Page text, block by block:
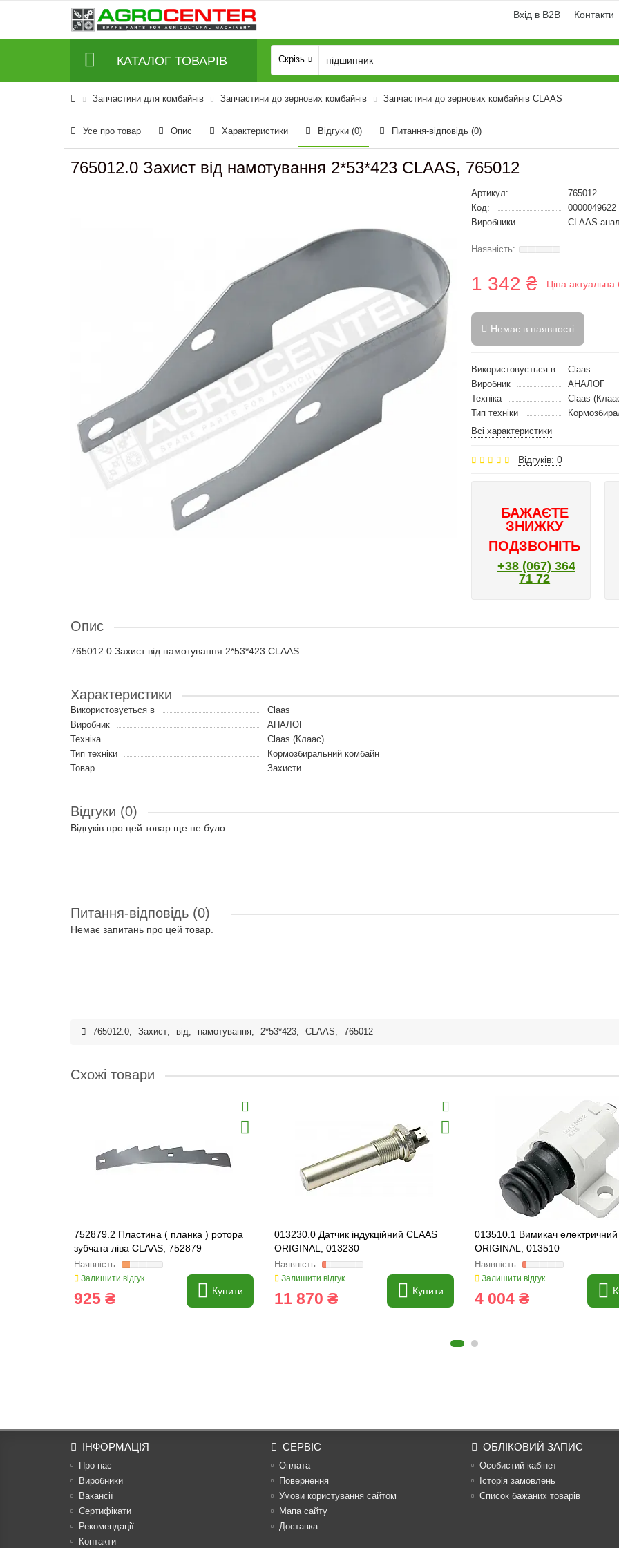
Вхід в B2B Контакти
КАТАЛОГ ТОВАРІВ Скрізь
Запчастини для комбайнів Запчастини до зернових комбайнів Запчастини до зернових комбайнів CLAAS
Усе про товар Опис Характеристики Відгуки (0) Питання-відповідь (0)
765012.0 Захист від намотування 2*53*423 CLAAS, 765012
Артикул:
765012
Код:
0000049622
Виробники
CLAAS-
1 342 ₴ Ціна актуальна
Немає в наявності
Використовується в
Claas
Виробник
АНАЛОГ
Техніка
Claas
Тип техніки
Всі характеристики
Відгуків: 0
БАЖАЄТЕ
ЗНИЖКУ
ПОДЗВОНІТЬ
+38 (067) 364
71 72
Опис
765012.0 Захист від намотування 2*53*423 CLAAS
Характеристики
Використовується в
Claas
Виробник
АНАЛОГ
Техніка
Claas (Клаас)
Тип техніки
Кормозбиральний комбайн
Товар
Захисти
Відгуки (0)
Відгуків про цей товар ще не було.
Питання-відповідь (0)
Немає запитань про цей товар.
765012.0, Захист, від, намотування, 2*53*423, CLAAS, 765012
Схожі товари
752879.2 Пластина ( планка ) ротора
зубчата ліва CLAAS, 752879
Залишити відгук
925 ₴ Купити
013230.0 Датчик індукційний CLAAS
ORIGINAL, 013230
Залишити відгук
11 870 ₴ Купити
013510.1 Вимикач
ORIGINAL, 013510
Залишити відгук
4 004 ₴
ІНФОРМАЦІЯ
Про нас
Виробники
Вакансії
Сертифікати
Рекомендації
Контакти
СЕРВІС
Оплата
Повернення
Умови користування сайтом
Мапа сайту
Доставка
ОБЛІКОВИЙ ЗАПИС
Особистий кабінет
Історія замовлень
Список бажаних товарів